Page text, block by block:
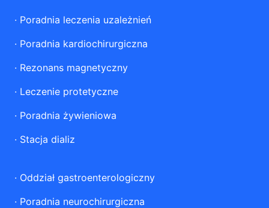
· Poradnia leczenia uzależnień
· Poradnia kardiochirurgiczna
· Rezonans magnetyczny
· Leczenie protetyczne
· Poradnia żywieniowa
· Stacja dializ
· Oddział gastroenterologiczny
· Poradnia neurochirurgiczna